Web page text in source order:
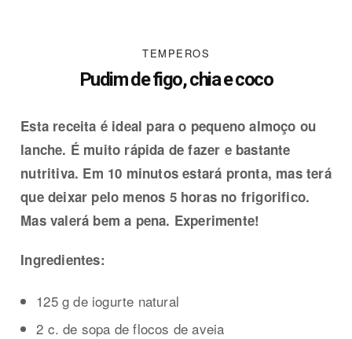
TEMPEROS
Pudim de figo, chia e coco
Esta receita é ideal para o pequeno almoço ou
lanche. É muito rápida de fazer e bastante
nutritiva. Em 10 minutos estará pronta, mas terá
que deixar pelo menos 5 horas no frigorifico.
Mas valerá bem a pena. Experimente!
Ingredientes:
125 g de iogurte natural
2 c. de sopa de flocos de aveia